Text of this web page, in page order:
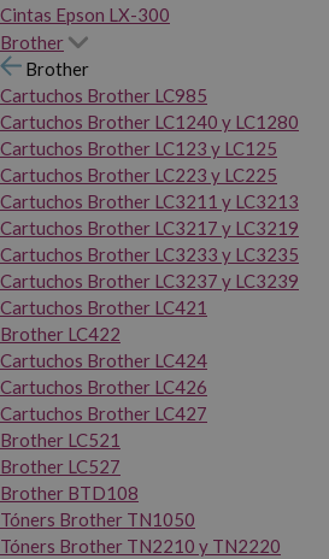
Cintas Epson LX-300
Brother
Brother
Cartuchos Brother LC985
Cartuchos Brother LC1240 y LC1280
Cartuchos Brother LC123 y LC125
Cartuchos Brother LC223 y LC225
Cartuchos Brother LC3211 y LC3213
Cartuchos Brother LC3217 y LC3219
Cartuchos Brother LC3233 y LC3235
Cartuchos Brother LC3237 y LC3239
Cartuchos Brother LC421
Brother LC422
Cartuchos Brother LC424
Cartuchos Brother LC426
Cartuchos Brother LC427
Brother LC521
Brother LC527
Brother BTD108
Tóners Brother TN1050
Tóners Brother TN2210 y TN2220